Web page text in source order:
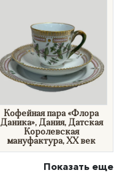
Кофейная пара «Флора
Даника», Дания, Датская
Королевская
мануфактура, XX век
Показать еще